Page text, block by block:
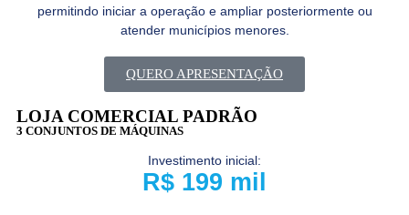
permitindo iniciar a operação e ampliar posteriormente ou
atender municípios menores.
QUERO APRESENTAÇÃO
LOJA COMERCIAL PADRÃO
3 CONJUNTOS DE MÁQUINAS
Investimento inicial:
R$ 199 mil